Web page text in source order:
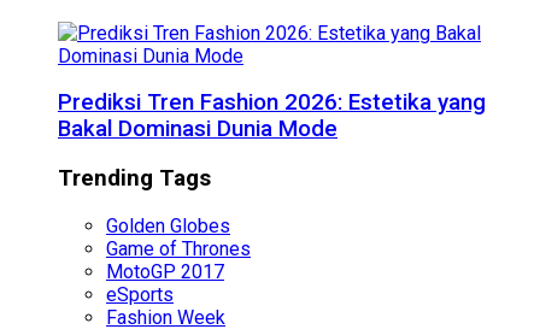
Prediksi Tren Fashion 2026: Estetika yang
Bakal Dominasi Dunia Mode
Trending Tags
Golden Globes
Game of Thrones
MotoGP 2017
eSports
Fashion Week